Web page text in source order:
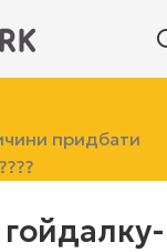
придбати